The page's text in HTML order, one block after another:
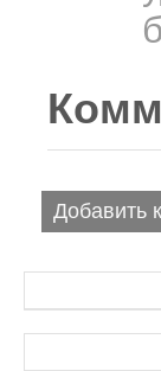
Добавить